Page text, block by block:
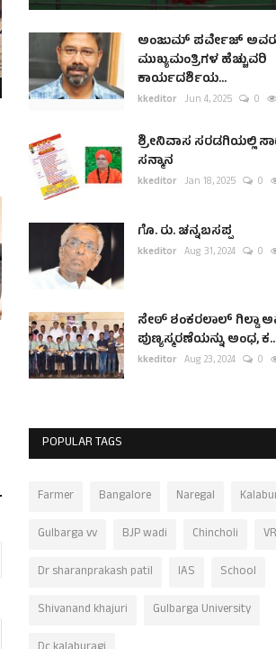
ಅಂಜುಮ್ ಪರ್ವೇಜ್
ಮುಖ್ಯಮಂತ್ರಿಗಳ ಹೆಚ್ಚುವರಿ
ಕಾರ್ಯದರ್ಶಿಯ...
kkeditor Jun 4, 2025 0
ಶ್ರೀನಿವಾಸ ಸರಡಗಿಯಲ್ಲಿ
ಸನ್ಮಾನ
kkeditor Jan 18, 2025 0
ಗೊ. ರು. ಚನ್ನಬಸಪ್ಪ
kkeditor Aug 31, 2024 0
ಸೇಠ್ ಶಂಕರಲಾಲ್ ಗಿಲ್ಡಾ
ಪುಣ್ಯಸ್ಮರಣೆಯನ್ನು ಅಂಧ,
kkeditor Aug 23, 2024 0
POPULAR TAGS
Farmer Bangalore Naregal
Gulbarga vv
BJP wadi Chincholi
Dr sharanprakash patil
IAS
School
Shivanand khajuri
Gulbarga University